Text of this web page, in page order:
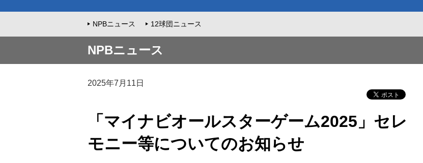
NPBニュース 12球団ニュース
NPBニュース
2025年7月11日
「マイナビオールスターゲーム2025」セレ
モニー等についてのお知らせ